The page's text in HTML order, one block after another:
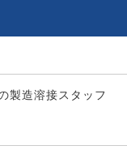
製造溶接スタッフ